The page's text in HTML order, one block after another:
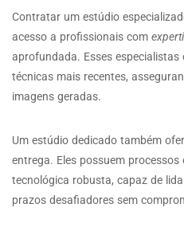
Contratar um estúdio
acesso a profissionais com
aprofundada. Esses
técnicas mais recentes,
imagens geradas.
Um estúdio dedicado também
entrega. Eles possuem
tecnológica robusta, capaz de
prazos desafiadores sem